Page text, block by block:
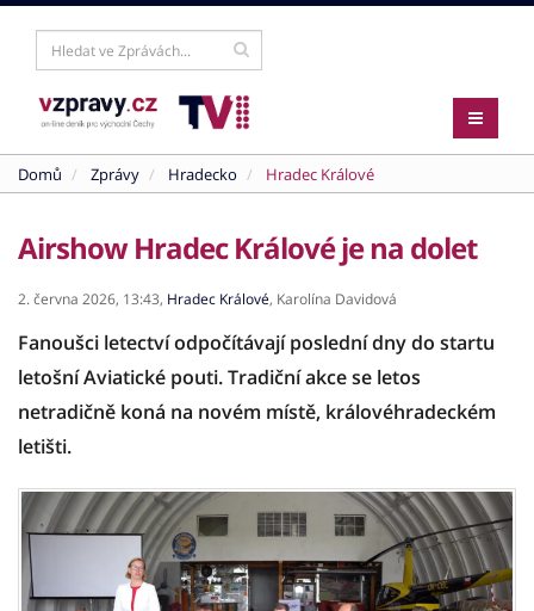
Domů Zprávy Hradecko Hradec Králové
Airshow Hradec Králové je na dolet
2. června 2026, 13:43, Hradec Králové, Karolína Davidová
Fanoušci letectví odpočítávají poslední dny do startu
letošní Aviatické pouti. Tradiční akce se letos
netradičně koná na novém místě, královéhradeckém
letišti.